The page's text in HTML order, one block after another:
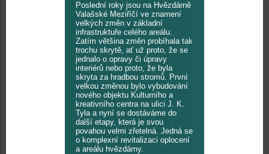
Poslední roky jsou na Hvězdárně
Valašské Meziříčí ve znamení
velkých změn v základní
infrastruktuře celého areálu.
Zatím většina změn probíhala tak
trochu skrytě, ať už proto, že se
jednalo o opravy či úpravy
interiérů nebo proto, že byla
skryta za hradbou stromů. První
velkou změnou bylo vybudování
nového objektu Kulturního a
kreativního centra na ulici J. K.
Tyla a nyní se dostáváme do
další etapy, která je svou
povahou velmi zřetelná. Jedná se
o komplexní revitalizaci oplocení
a areálu hvězdárny.